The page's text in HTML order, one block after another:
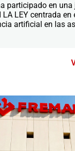
participado en
LA LEY centrada
artificial en las